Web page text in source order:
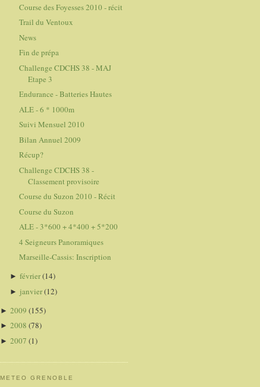
Course des Foyesses 2010 - récit
Trail du Ventoux
News
Fin de prépa
Challenge CDCHS 38 - MAJ
Etape 3
Endurance - Batteries Hautes
ALE - 6 * 1000m
Suivi Mensuel 2010
Bilan Annuel 2009
Récup?
Challenge CDCHS 38 -
Classement provisoire
Course du Suzon 2010 - Récit
Course du Suzon
ALE - 3*600 + 4*400 + 5*200
4 Seigneurs Panoramiques
Marseille-Cassis: Inscription
► février(14)
► janvier(12)
► 2009 (155)
► 2008 (78)
► 2007 (1)
METEO GRENOBLE